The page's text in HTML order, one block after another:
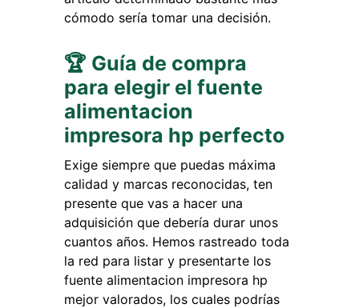
cómodo sería tomar una decisión.
🏆 Guía de compra
para elegir el fuente
alimentacion
impresora hp perfecto
Exige siempre que puedas máxima
calidad y marcas reconocidas, ten
presente que vas a hacer una
adquisición que debería durar unos
cuantos años. Hemos rastreado toda
la red para listar y presentarte los
fuente alimentacion impresora hp
mejor valorados, los cuales podrías